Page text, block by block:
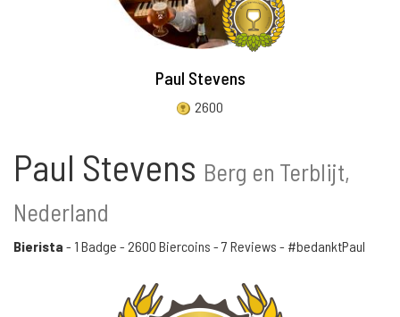
Paul Stevens
2600
Paul Stevens Berg en Terblijt,
Nederland
Bierista - 1 Badge - 2600 Biercoins - 7 Reviews - #bedanktPaul